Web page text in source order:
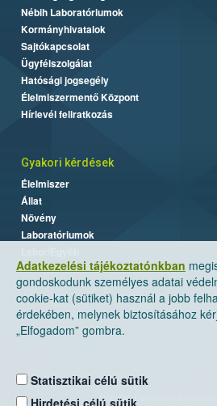
Adatkezelési tájékoztatónkban
gondoskodunk személyes adatai
cookie-kat (sütiket) használ a jobb
érdekében, melynek biztosításához
„Elfogadom” gombra.
Statisztikai célú sütik
Hirdetési célú sütik
Nébih Laboratóriumok
Kormányhivatalok
Sajtókapcsolat
Ügyfélszolgálat
Hatósági jogsegély
Élelmiszermentő Központ
Hírlevél feliratkozás
Gyakori kérdések
Élelmiszer
Állat
Növény
Laboratóriumok
Nemzeti Élelmiszerlánc-